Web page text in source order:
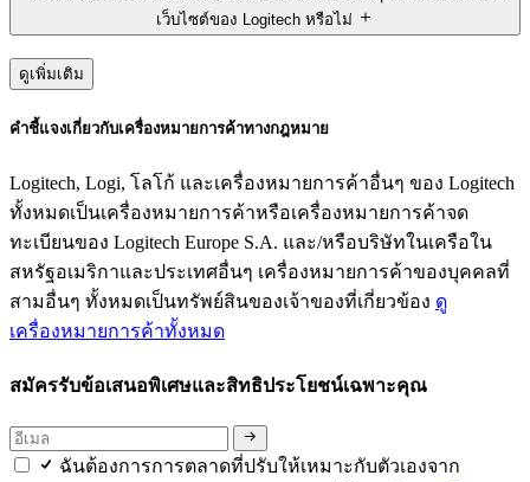
เว็บไซต์ของ Logitech หรือไม่
ดูเพิ่มเติม
คำชี้แจงเกี่ยวกับเครื่องหมายการค้าทางกฎหมาย
Logitech, Logi, โลโก้ และเครื่องหมายการค้าอื่นๆ ของ Logitech
ทั้งหมดเป็นเครื่องหมายการค้าหรือเครื่องหมายการค้าจด
ทะเบียนของ Logitech Europe S.A. และ/หรือบริษัทในเครือใน
สหรัฐอเมริกาและประเทศอื่นๆ เครื่องหมายการค้าของบุคคลที่
สามอื่นๆ ทั้งหมดเป็นทรัพย์สินของเจ้าของที่เกี่ยวข้อง ดู
เครื่องหมายการค้าทั้งหมด
สมัครรับข้อเสนอพิเศษและสิทธิประโยชน์เฉพาะคุณ
ฉันต้องการการตลาดที่ปรับให้เหมาะกับตัวเองจาก